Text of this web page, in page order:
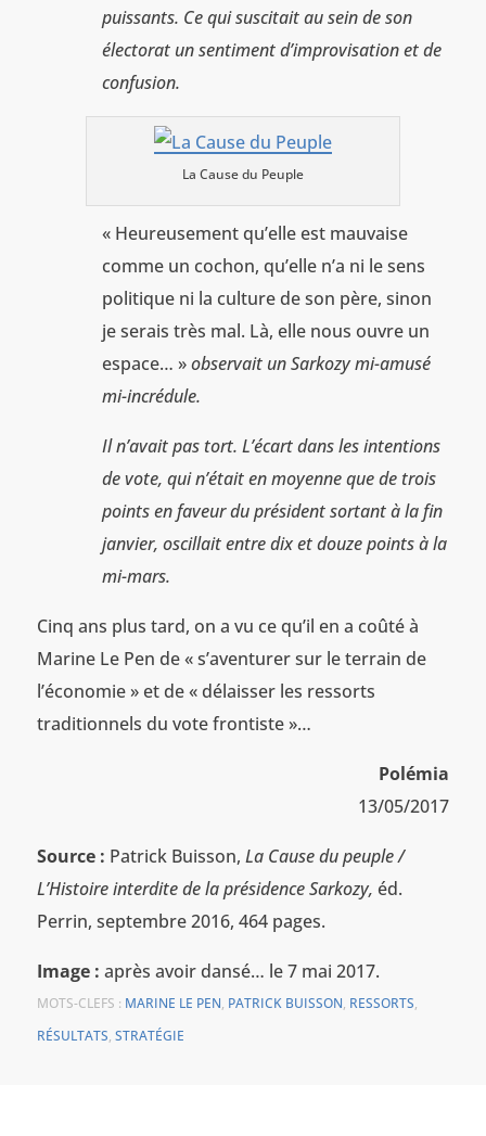
puissants. Ce qui suscitait au sein de son
électorat un sentiment d’improvisation et de
confusion.
La Cause du Peuple
« Heureusement qu’elle est mauvaise
comme un cochon, qu’elle n’a ni le sens
politique ni la culture de son père, sinon
je serais très mal. Là, elle nous ouvre un
espace… »observait un Sarkozy mi-amusé
mi-incrédule.
Il n’avait pas tort. L’écart dans les intentions
de vote, qui n’était en moyenne que de trois
points en faveur du président sortant à la fin
janvier, oscillait entre dix et douze points à la
mi-mars.
Cinq ans plus tard, on a vu ce qu’il en a coûté à
Marine Le Pen de « s’aventurer sur le terrain de
l’économie » et de « délaisser les ressorts
traditionnels du vote frontiste »…
Polémia
13/05/2017
Source : Patrick Buisson, La Cause du peuple /
L’Histoire interdite de la présidence Sarkozy, éd.
Perrin, septembre 2016, 464 pages.
Image : après avoir dansé… le 7 mai 2017.
MOTS-CLEFS : MARINE LE PEN, PATRICK BUISSON, RESSORTS,
RÉSULTATS, STRATÉGIE